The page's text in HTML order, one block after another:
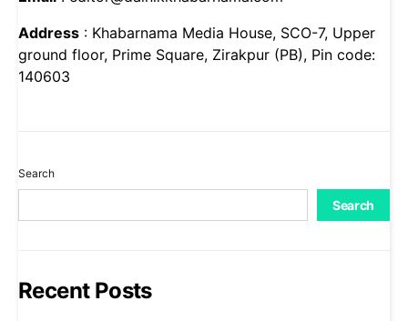
Address : Khabarnama Media House, SCO-7, Upper
ground floor, Prime Square, Zirakpur (PB), Pin code:
140603
Search
Search
Recent Posts